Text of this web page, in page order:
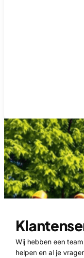
Wij hebben een
helpen en al je